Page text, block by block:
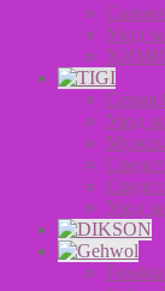
Уход
Серия
Уход
Уход